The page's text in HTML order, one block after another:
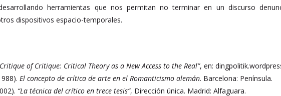
herramientas que nos permitan no terminar en un discurso
dispositivos espacio-temporales.
Critique of Critique: Critical Theory as a New Access to the Real”, en:
El concepto de crítica de arte en el Romanticismo alemán. Barcelona: Península.
“La técnica del crítico en trece tesis”, Dirección única. Madrid: Alfaguara.